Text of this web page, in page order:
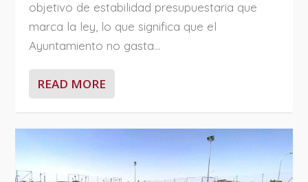
objetivo de estabilidad presupuestaria que
marca la ley, lo que significa que el
Ayuntamiento no gasta...
READ MORE